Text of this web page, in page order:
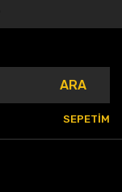
ARA
SEPETİM